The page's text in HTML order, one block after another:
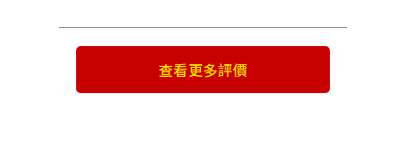
查看更多評價